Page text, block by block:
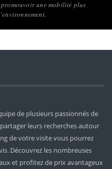
promouvoir une mobilité plus
de plusieurs passionnés de
leurs recherches autour
de votre visite vous pourrez
Découvrez les nombreuses
et profitez de prix avantageux